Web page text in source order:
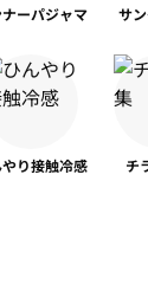
ーパジャマ サ
り接触冷感 チ